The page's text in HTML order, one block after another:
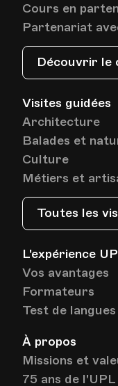
Cours en
Partenariat
Découvrir le
Visites guidées
Architecture
Balades et
Culture
Métiers et
Toutes les
L'expérience
Vos avantages
Formateurs
Test de langues
À propos
Missions et
75 ans de l'UPL